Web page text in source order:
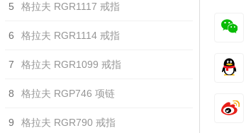
5 格拉夫 RGR1117 戒指
6 格拉夫 RGR1114 戒指
7 格拉夫 RGR1099 戒指
8 格拉夫 RGP746 项链
9 格拉夫 RGR790 戒指